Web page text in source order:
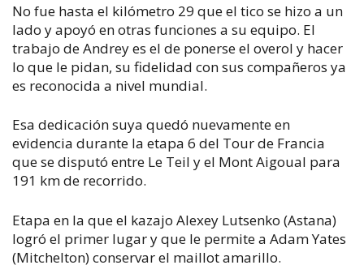
No fue hasta el kilómetro 29 que el tico se hizo a un
lado y apoyó en otras funciones a su equipo. El
trabajo de Andrey es el de ponerse el overol y hacer
lo que le pidan, su fidelidad con sus compañeros ya
es reconocida a nivel mundial.
Esa dedicación suya quedó nuevamente en
evidencia durante la etapa 6 del Tour de Francia
que se disputó entre Le Teil y el Mont Aigoual para
191 km de recorrido.
Etapa en la que el kazajo Alexey Lutsenko (Astana)
logró el primer lugar y que le permite a Adam Yates
(Mitchelton) conservar el maillot amarillo.